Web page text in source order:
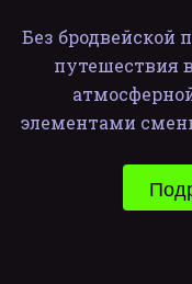
Без бродвейской
путешествия
элементами